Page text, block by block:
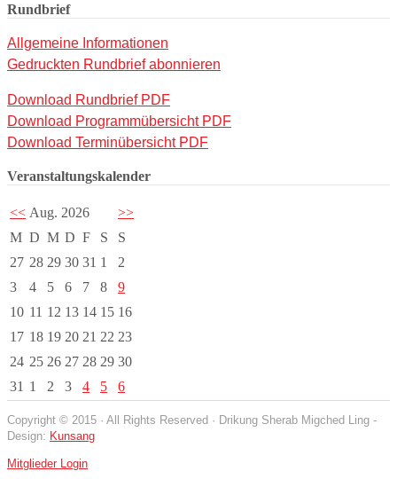
Rundbrief
Allgemeine Informationen
Gedruckten Rundbrief abonnieren
Download Rundbrief PDF
Download Programmübersicht PDF
Download Terminübersicht PDF
Veranstaltungskalender
<< Aug. 2026
>>
M D M D F S
S
27 28 29 30 31 1
2
3
4 5 6 7 8
9
10 11 12 13 14 15 16
17 18 19 20 21 22 23
24 25 26 27 28 29 30
31 1 2 3 4 5 6
Copyright © 2015 · All Rights Reserved · Drikung Sherab Migched Ling -
Design: Kunsang
Mitglieder Login